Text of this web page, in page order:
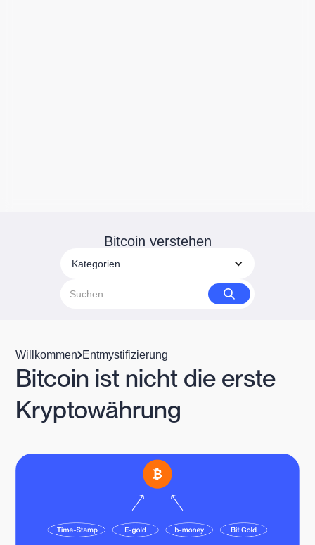
Bitcoin verstehen
Kategorien
Willkommen Entmystifizierung
Bitcoin ist nicht die erste
Kryptowährung